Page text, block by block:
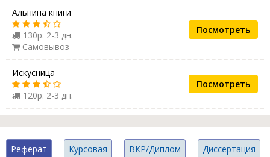
Альпина книги
130р. 2-3 дн.
Самовывоз
Посмотреть
Искусница
120р. 2-3 дн.
Посмотреть
Реферат Курсовая ВКР/Диплом Диссертация